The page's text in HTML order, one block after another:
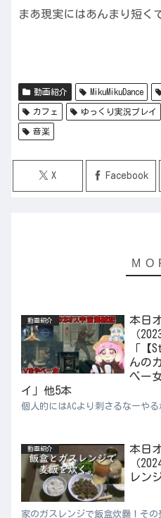
まあ現実にはあんまり短
動画紹介 MikuMikuDance
カフェ ゆっくり実況プレイ
音楽
X Facebook
動画紹介
本日
（
「【
んの
べー
イ」他5本
個人的にはACより刺さるなーやる
動画紹介
本日
（
レン
家のガスレンジで飯盒炊爨！その